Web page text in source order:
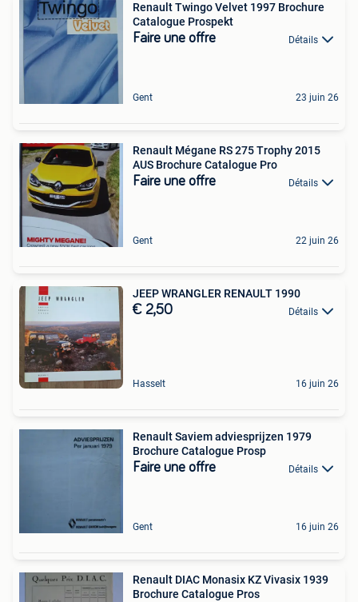
Renault Twingo Velvet 1997 Brochure
Catalogue Prospekt
Faire une offre Détails
Gent 23 juin 26
Renault Mégane RS 275 Trophy 2015
AUS Brochure Catalogue Pro
Faire une offre Détails
Gent 22 juin 26
JEEP WRANGLER RENAULT 1990
€ 2,50 Détails
Hasselt 16 juin 26
Renault Saviem adviesprijzen 1979
Brochure Catalogue Prosp
Faire une offre Détails
Gent 16 juin 26
Renault DIAC Monasix KZ Vivasix 1939
Brochure Catalogue Pros